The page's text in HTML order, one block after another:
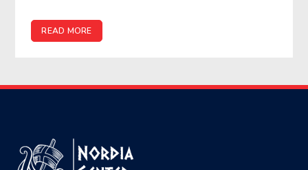
READ MORE